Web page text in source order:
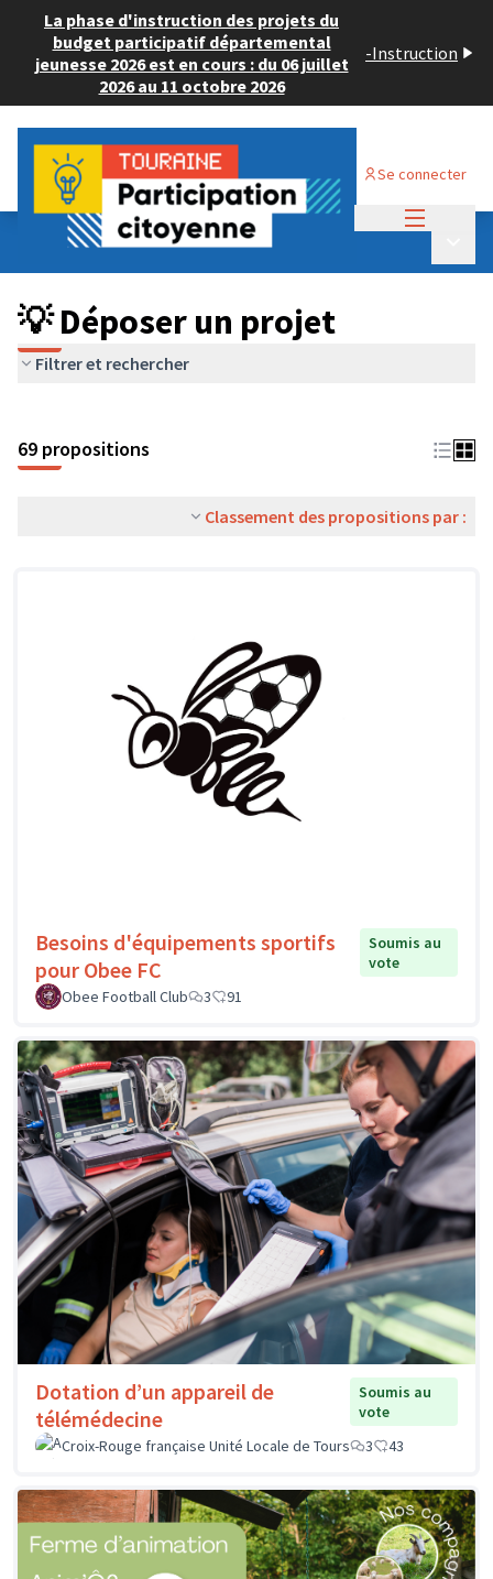
La phase d'instruction des projets du
budget participatif départemental
jeunesse 2026 est en cours : du 06 juillet
2026 au 11 octobre 2026
-Instruction
Se connecter
Budget Participatif ADULTE 2024
💡 Déposer un projet
💡 Déposer un projet
Filtrer et rechercher
69 propositions
Classement des propositions par :
Besoins d'équipements sportifs
pour Obee FC
Soumis au
vote
Obee Football Club
3 91
Dotation d’un appareil de
télémédecine
Soumis au
vote
Croix-Rouge française Unité Locale de Tours
3 43